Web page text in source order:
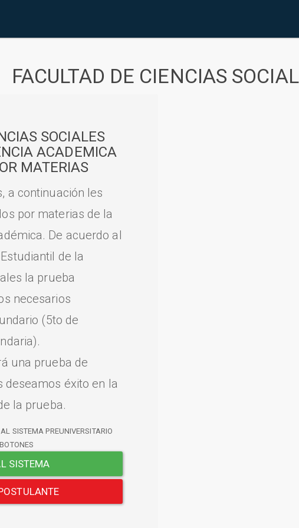
FACULTAD DE CIENCIAS
SOCIALES
ACADEMICA
MATERIAS
a continuación les
por materias de la
De acuerdo al
de la
la prueba
necesarios
(5to de
una prueba de
deseamos éxito en la
la prueba.
SISTEMA PREUNIVERSITARIO
SISTEMA